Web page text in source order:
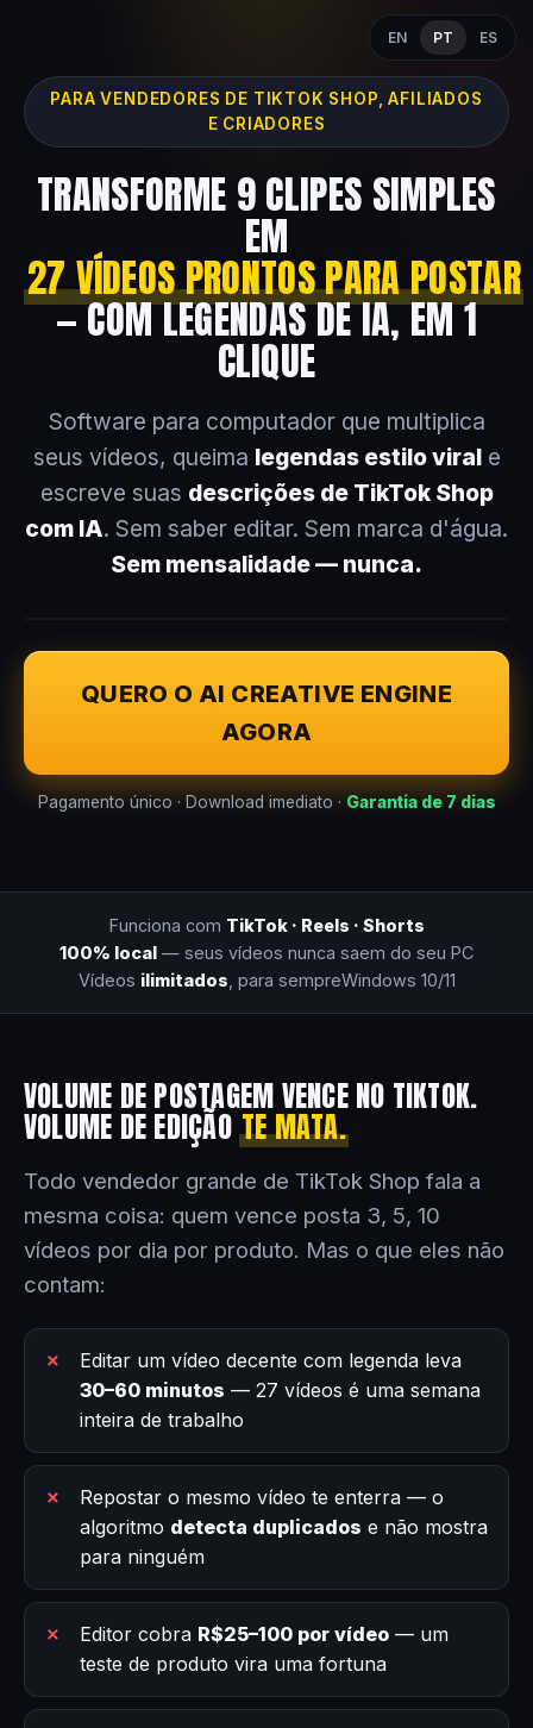
EN PT ES
PARA VENDEDORES DE TIKTOK SHOP, AFILIADOS
E CRIADORES
TRANSFORME 9 CLIPES SIMPLES
EM
27 VÍDEOS PRONTOS PARA POSTAR
— COM LEGENDAS DE IA, EM 1
CLIQUE
Software para computador que multiplica
seus vídeos, queima legendas estilo virale
escreve suas descrições de TikTok Shop
com IA. Sem saber editar. Sem marca d'água.
Sem mensalidade — nunca.
QUERO O AI CREATIVE ENGINE
AGORA
Pagamento único · Download imediato · Garantia de 7 dias
Funciona com TikTok · Reels · Shorts
100% local — seus vídeos nunca saem do seu PC
Vídeos ilimitados , para sempreWindows 10/11
VOLUME DE POSTAGEM VENCE NO TIKTOK.
VOLUME DE EDIÇÃOTE MATA.
Todo vendedor grande de TikTok Shop fala a
mesma coisa: quem vence posta 3, 5, 10
vídeos por dia por produto. Mas o que eles não
contam:
Editar um vídeo decente com legenda leva
30–60 minutos — 27 vídeos é uma semana
inteira de trabalho
Repostar o mesmo vídeo te enterra — o
algoritmo detecta duplicados e não mostra
para ninguém
Editor cobra R$25–100 por vídeo — um
teste de produto vira uma fortuna